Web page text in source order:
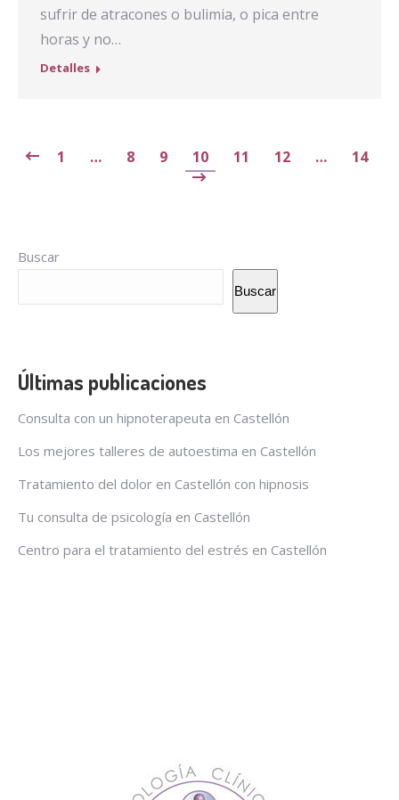
sufrir de atracones o bulimia, o pica entre
horas y no…
Detalles
1 … 8 9 10 11 12 … 14
Buscar
Buscar
Últimas publicaciones
Consulta con un hipnoterapeuta en Castellón
Los mejores talleres de autoestima en Castellón
Tratamiento del dolor en Castellón con hipnosis
Tu consulta de psicología en Castellón
Centro para el tratamiento del estrés en Castellón